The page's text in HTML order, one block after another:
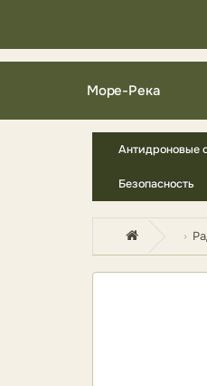
Море-Река
Антидроновые
Безопасность